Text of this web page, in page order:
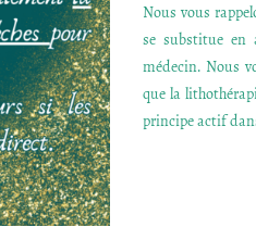
Nous vous
se substitue
médecin. Nous
que la
principe actif